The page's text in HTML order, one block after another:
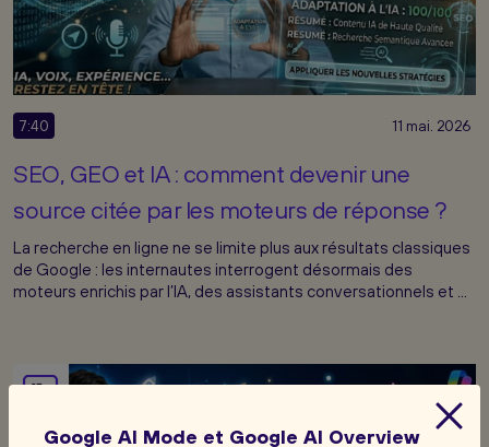
7:40 11 mai. 2026
SEO, GEO et IA : comment devenir une
source citée par les moteurs de réponse ?
La recherche en ligne ne se limite plus aux résultats classiques
de Google : les internautes interrogent désormais des
moteurs enrichis par l’IA, des assistants conversationnels et ...
Google AI Mode et Google AI Overview